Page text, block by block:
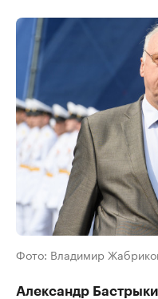
Фото: Владимир
Александр